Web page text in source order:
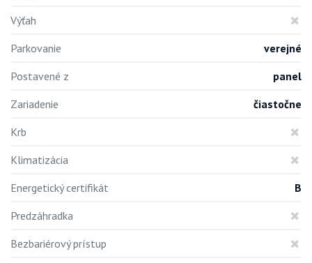
Výťah
Parkovanie
verejné
Postavené z
panel
Zariadenie
čiastočne
Krb
Klimatizácia
Energetický certifikát
B
Predzáhradka
Bezbariérový prístup